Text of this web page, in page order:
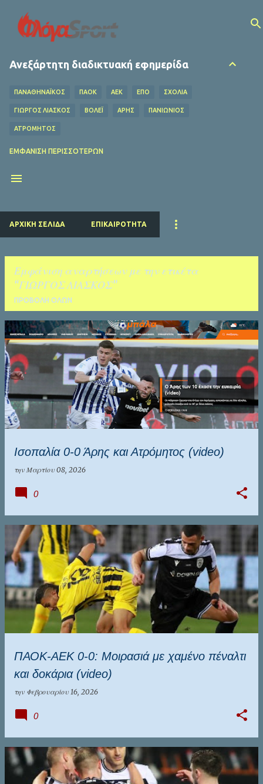
Ανεξάρτητη διαδικτυακή εφημερίδα
ΠΑΝΑΘΗΝΑΪΚΟΣ ΠΑΟΚ ΑΕΚ ΕΠΟ ΣΧΌΛΙΑ
ΓΙΩΡΓΟΣ ΛΙΑΣΚΟΣ ΒΌΛΕΪ ΑΡΗΣ ΠΑΝΙΩΝΙΟΣ
ΑΤΡΟΜΗΤΟΣ
ΟΦΗ
EUROLEAGUE
ΠΑΡΙ ΣΕΝ ΖΕΡΜΕΝ
ΛΙΒΕΡΠΟΥΛ ΜΑΝΤΣΕΣΤΕΡ ΓΙΟΥΝΑΪΤΕΝΤ
ΜΑΝΤΣΕΣΤΕΡ ΣΙΤΙ ΤΣΕΛΣΙ ΑΡΣΕΝΑΛ ΑΤΛΕΤΙΚΟ ΜΑΔΡΙΤΗΣ
ΚΑΛΑΜΑΤΑ ΤΑΛΕΝΤΑ
ΕΜΦΆΝΙΣΗ ΠΕΡΙΣΣΌΤΕΡΩΝ
ΑΡΧΙΚΉ ΣΕΛΊΔΑ ΕΠΙΚΑΙΡΌΤΗΤΑ
Εμφάνιση αναρτήσεων με την ετικέτα
ΓΙΩΡΓΟΣ ΛΙΑΣΚΟΣ
ΠΡΟΒΟΛΉ ΌΛΩΝ
Α
ν
α
ρ
τ
ή
Ισοπαλία 0-0 Άρης και Ατρόμητος (video)
την Μαρτίου 08, 2026
0
ΠΑΟΚ-ΑΕΚ 0-0: Μοιρασιά με χαμένο πέναλτι
και δοκάρια (video)
την Φεβρουαρίου 16, 2026
0